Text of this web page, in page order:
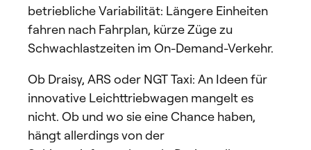
betriebliche Variabilität: Längere Einheiten
fahren nach Fahrplan, kürze Züge zu
Schwachlastzeiten im On-Demand-Verkehr.
Ob Draisy, ARS oder NGT Taxi: An Ideen für
innovative Leichttriebwagen mangelt es
nicht. Ob und wo sie eine Chance haben,
hängt allerdings von der